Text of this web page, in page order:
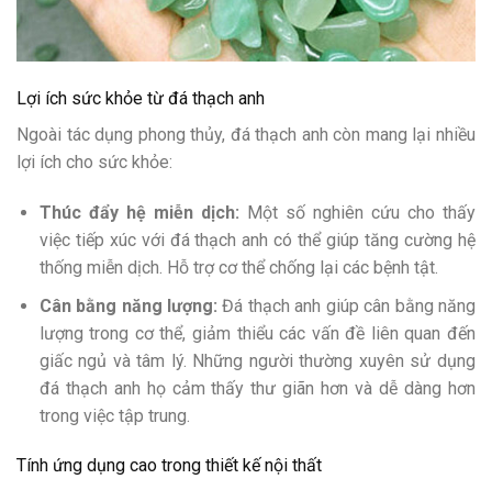
Lợi ích sức khỏe từ đá thạch anh
Ngoài tác dụng phong thủy, đá thạch anh còn mang lại nhiều
lợi ích cho sức khỏe:
Thúc đẩy hệ miễn dịch: Một số nghiên cứu cho thấy
việc tiếp xúc với đá thạch anh có thể giúp tăng cường hệ
thống miễn dịch. Hỗ trợ cơ thể chống lại các bệnh tật.
Cân bằng năng lượng: Đá thạch anh giúp cân bằng năng
lượng trong cơ thể, giảm thiểu các vấn đề liên quan đến
giấc ngủ và tâm lý. Những người thường xuyên sử dụng
đá thạch anh họ cảm thấy thư giãn hơn và dễ dàng hơn
trong việc tập trung.
Tính ứng dụng cao trong thiết kế nội thất